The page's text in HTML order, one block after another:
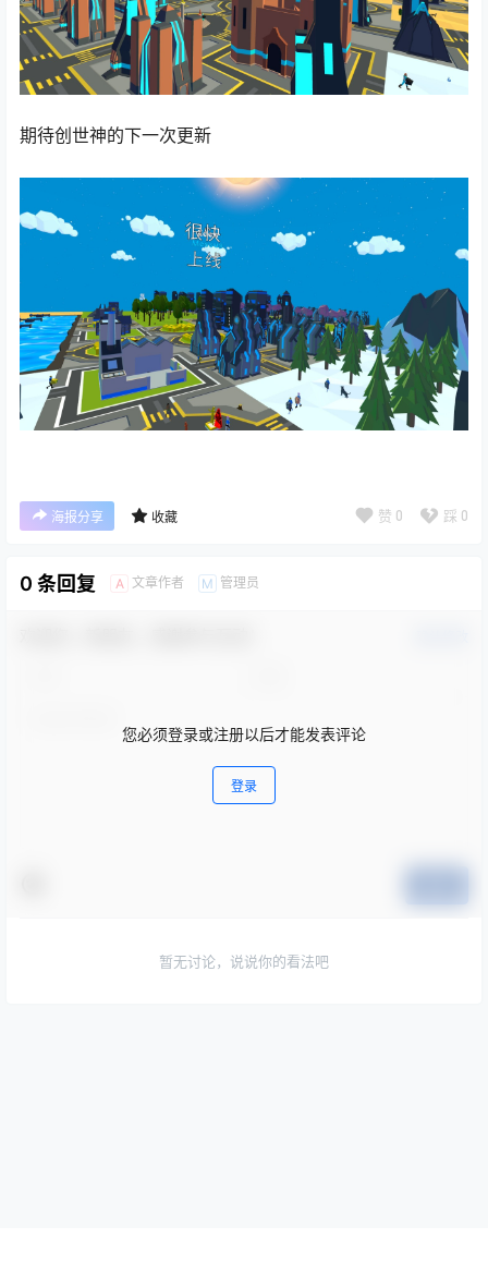
期待创世神的下一次更新
海报分享 收藏 赞 0 踩 0
0 条回复 A 文章作者 M 管理员
您必须登录或注册以后才能发表评论
登录
暂无讨论，说说你的看法吧